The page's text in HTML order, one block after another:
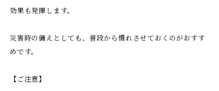
効果も発揮します。
災害時の備えとしても、普段から慣れさせておくのがおすす
めです。
【ご注意】